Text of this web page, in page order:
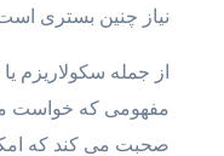
نیاز چنین بستری
از جمله سکولاریزم
مفهومی که خواست
صحبت می کند که